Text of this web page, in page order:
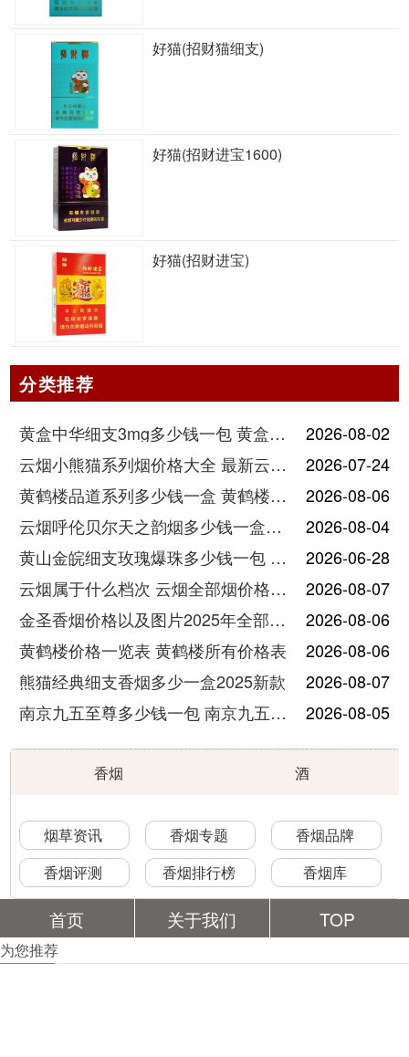
好猫(招财猫细支)
好猫(招财进宝1600)
好猫(招财进宝)
分类推荐
黄盒中华细支3mg多少钱一包 黄盒中华细支3mg香烟价格查询
2026-08-02
云烟小熊猫系列烟价格大全 最新云烟小熊猫图片报价
2026-07-24
黄鹤楼品道系列多少钱一盒 黄鹤楼品道系列香烟价格表图片
2026-08-06
云烟呼伦贝尔天之韵烟多少钱一盒中支价格
2026-08-04
黄山金皖细支玫瑰爆珠多少钱一包 黄山金皖细支玫瑰爆珠2025最新价格
2026-06-28
云烟属于什么档次 云烟全部烟价格表大全
2026-08-07
金圣香烟价格以及图片2025年全部价格
2026-08-06
黄鹤楼价格一览表 黄鹤楼所有价格表
2026-08-06
熊猫经典细支香烟多少一盒2025新款
2026-08-07
南京九五至尊多少钱一包 南京九五至尊价格及图片
2026-08-05
香烟 酒
烟草资讯 香烟专题
香烟品牌
香烟评测
香烟排行榜 香烟库
首页 关于我们 TOP
为您推荐